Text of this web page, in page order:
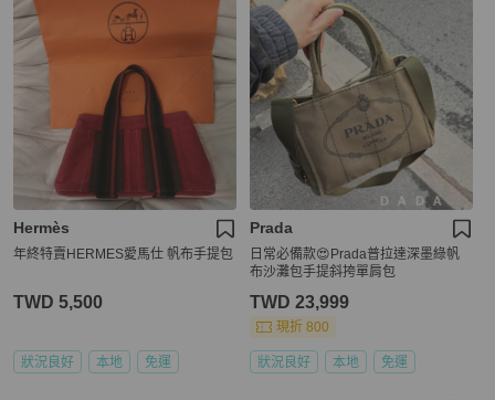
Hermès
年終特賣HERMES愛馬仕 帆布手提包
TWD 5,500
狀況良好 本地 免運
Prada
日常必備款😍Prada普拉達深墨綠帆
布沙灘包手提斜挎單肩包
TWD 23,999
現折 800
狀況良好 本地 免運